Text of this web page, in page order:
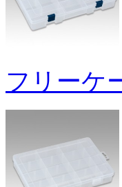
フリーケ